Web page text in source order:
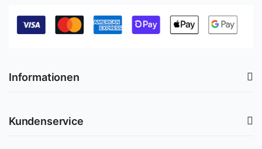
Informationen
Kundenservice